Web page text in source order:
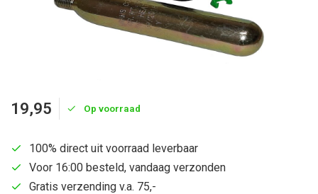
19,95 Op voorraad
100% direct uit voorraad leverbaar
Voor 16:00 besteld, vandaag verzonden
Gratis verzending v.a. 75,-